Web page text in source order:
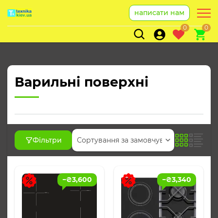
написати нам
0 0
Варильні поверхні
Фільтри
−₴3,600 −₴3,340